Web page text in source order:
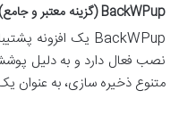
BackWPup (گزینه معتبر و جامع)
نصب فعال دارد و به دلیل
متنوع ذخیره سازی، به عنوان